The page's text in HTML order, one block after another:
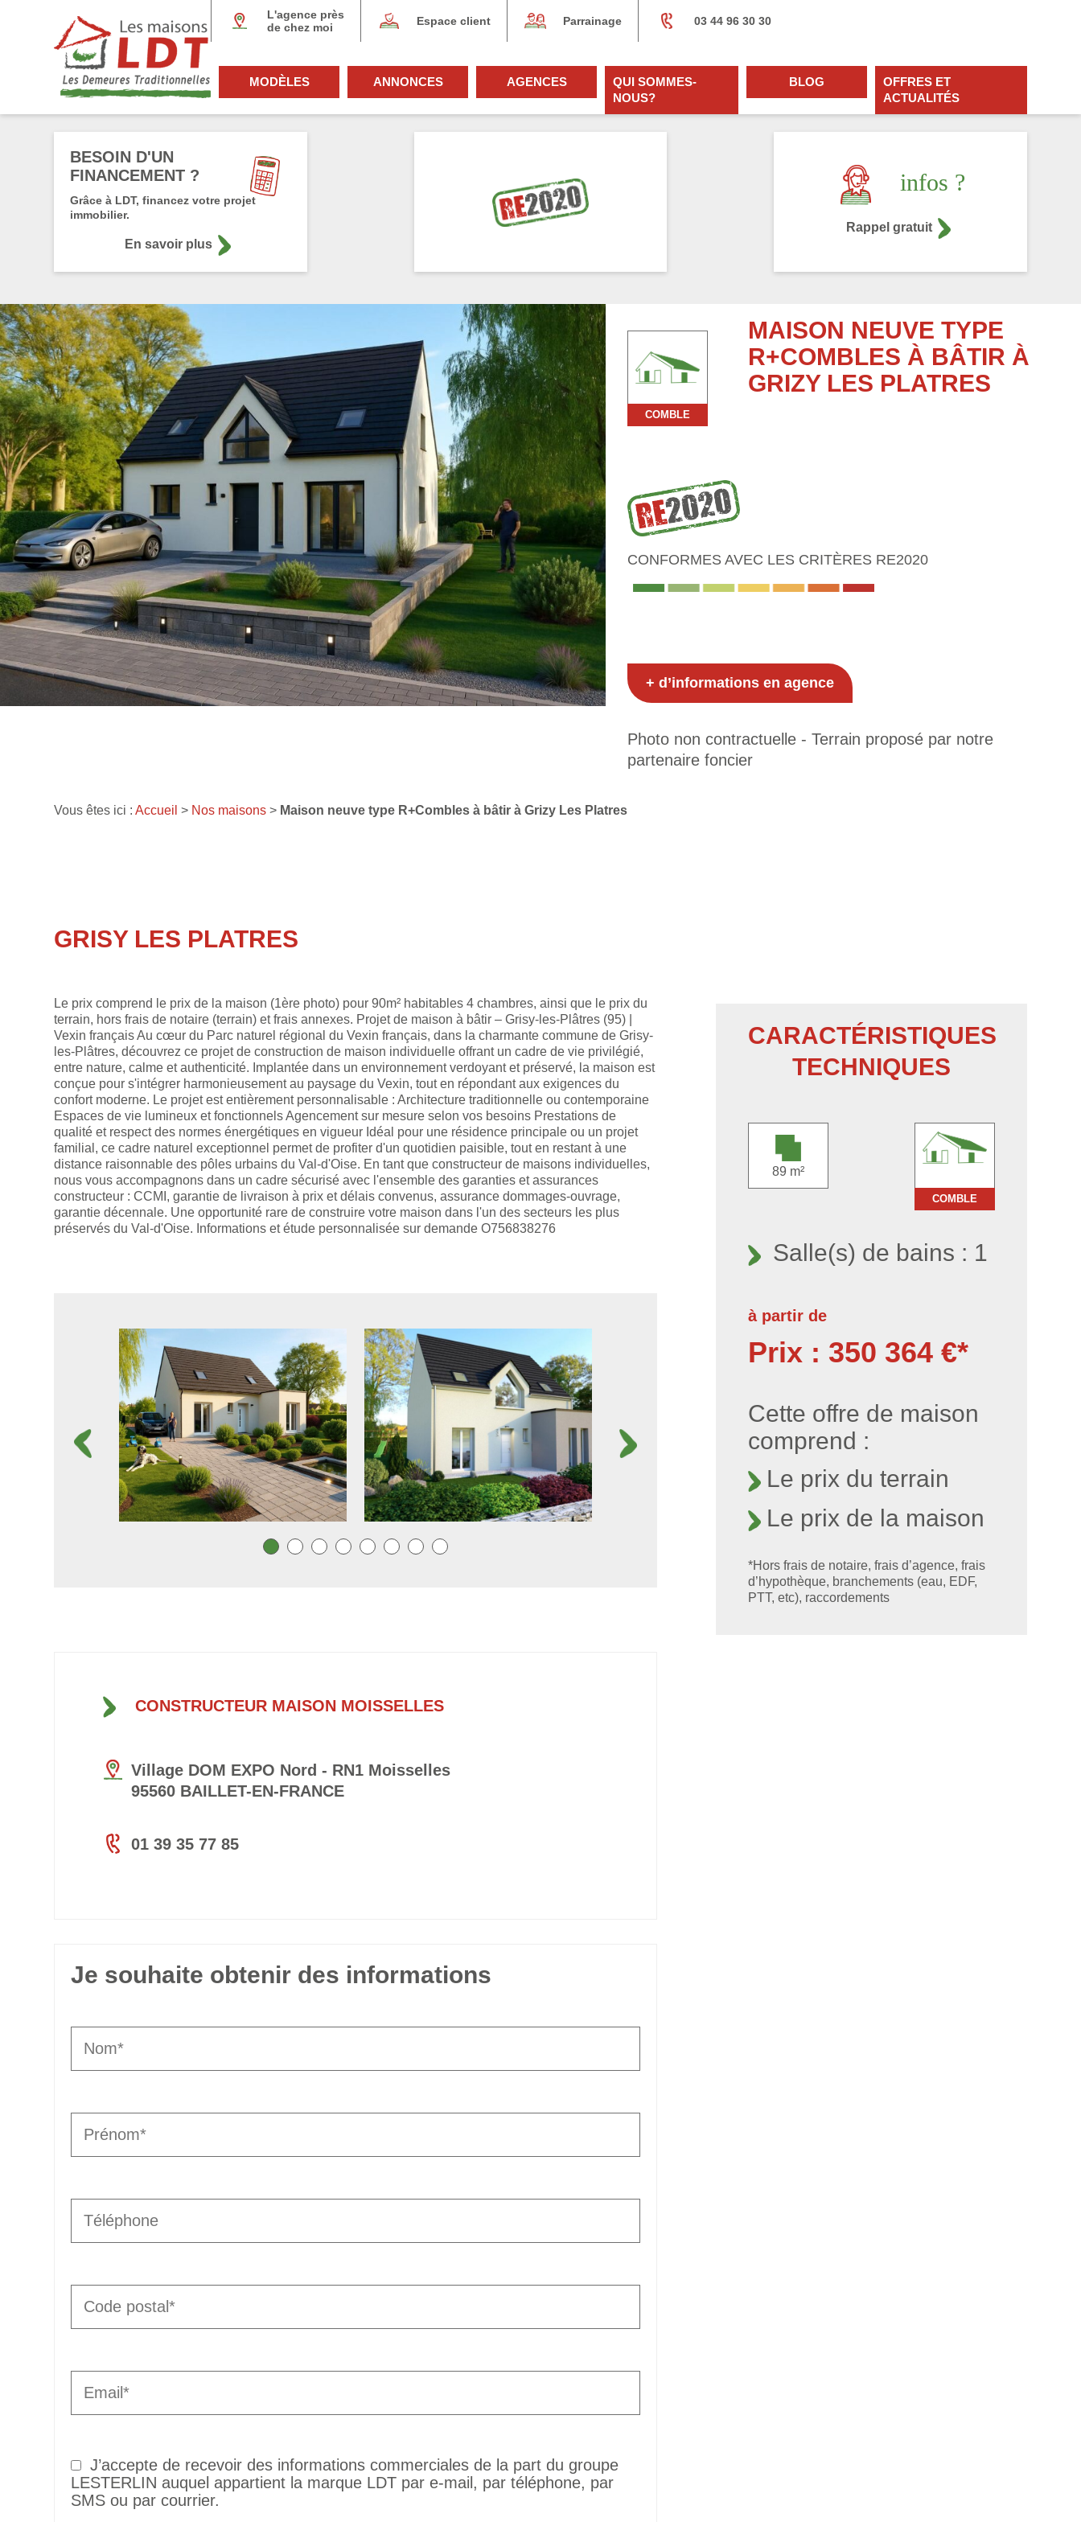
L'agence près
de chez moi
Espace client Parrainage 03 44 96 30 30
MODÈLES ANNONCES AGENCES
QUI SOMMES-
NOUS?
BLOG
OFFRES ET
ACTUALITÉS
BESOIN D'UN
FINANCEMENT ?
Grâce à LDT, financez votre projet
immobilier.
En savoir plus
infos ?
Rappel gratuit
COMBLE
MAISON NEUVE TYPE
R+COMBLES À BÂTIR À
GRIZY LES PLATRES
CONFORMES AVEC LES CRITÈRES RE2020
+ d’informations en agence
Photo non contractuelle - Terrain proposé par notre
partenaire foncier
Vous êtes ici :Accueil > Nos maisons > Maison neuve type R+Combles à bâtir à Grizy Les Platres
GRISY LES PLATRES
Le prix comprend le prix de la maison (1ère photo) pour 90m² habitables 4 chambres, ainsi que le prix du
terrain, hors frais de notaire (terrain) et frais annexes. Projet de maison à bâtir – Grisy-les-Plâtres (95) |
Vexin français Au cœur du Parc naturel régional du Vexin français, dans la charmante commune de Grisy-
les-Plâtres, découvrez ce projet de construction de maison individuelle offrant un cadre de vie privilégié,
entre nature, calme et authenticité. Implantée dans un environnement verdoyant et préservé, la maison est
conçue pour s'intégrer harmonieusement au paysage du Vexin, tout en répondant aux exigences du
confort moderne. Le projet est entièrement personnalisable : Architecture traditionnelle ou contemporaine
Espaces de vie lumineux et fonctionnels Agencement sur mesure selon vos besoins Prestations de
qualité et respect des normes énergétiques en vigueur Idéal pour une résidence principale ou un projet
familial, ce cadre naturel exceptionnel permet de profiter d'un quotidien paisible, tout en restant à une
distance raisonnable des pôles urbains du Val-d'Oise. En tant que constructeur de maisons individuelles,
nous vous accompagnons dans un cadre sécurisé avec l'ensemble des garanties et assurances
constructeur : CCMI, garantie de livraison à prix et délais convenus, assurance dommages-ouvrage,
garantie décennale. Une opportunité rare de construire votre maison dans l'un des secteurs les plus
préservés du Val-d'Oise. Informations et étude personnalisée sur demande O756838276
CONSTRUCTEUR MAISON MOISSELLES
Village DOM EXPO Nord - RN1 Moisselles
95560 BAILLET-EN-FRANCE
01 39 35 77 85
Je souhaite obtenir des informations
J’accepte de recevoir des informations commerciales de la part du groupe
LESTERLIN auquel appartient la marque LDT par e-mail, par téléphone, par
SMS ou par courrier.
CARACTÉRISTIQUES
TECHNIQUES
89 m²
COMBLE
Salle(s) de bains : 1
à partir de
Prix : 350 364 €*
Cette offre de maison
comprend :
Le prix du terrain
Le prix de la maison
*Hors frais de notaire, frais d’agence, frais
d’hypothèque, branchements (eau, EDF,
PTT, etc), raccordements